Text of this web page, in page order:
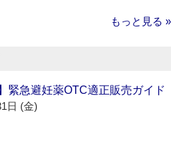
もっと見る »
緊急避妊薬OTC適正販売ガイド
日 (金)